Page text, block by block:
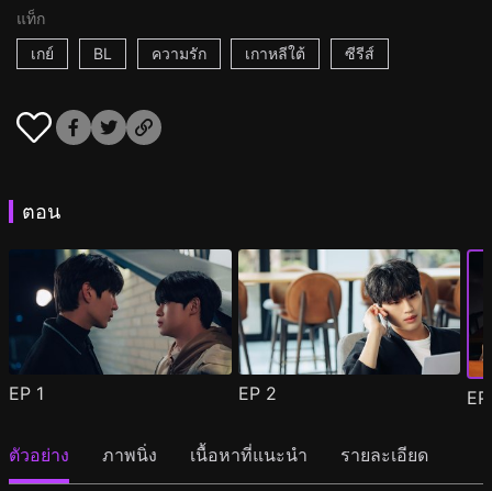
แท็ก
เกย์
BL ความรัก เกาหลีใต้ ซีรีส์
ตอน
EP 1 EP 2
ตัวอย่าง ภาพนิ่ง เนื้อหาที่แนะนำ รายละเอียด